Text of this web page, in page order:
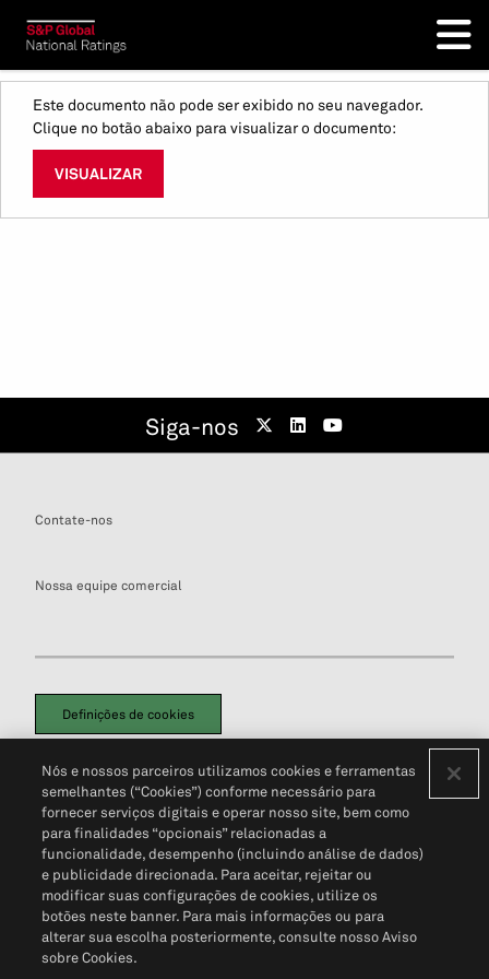
Este documento não pode ser exibido no seu navegador.
Clique no botão abaixo para visualizar o documento:
VISUALIZAR
Siga-nos
Contate-nos
Nossa equipe comercial
Definições de cookies
Política de PrivacidadePortal de privacidade do cliente (em inglês)
Não Venda Minhas Informações Pessoais© 2026 S&P Global
Nós e nossos parceiros utilizamos cookies e ferramentas
semelhantes (“Cookies”) conforme necessário para
fornecer serviços digitais e operar nosso site, bem como
para finalidades “opcionais” relacionadas a
funcionalidade, desempenho (incluindo análise de dados)
e publicidade direcionada. Para aceitar, rejeitar ou
modificar suas configurações de cookies, utilize os
botões neste banner. Para mais informações ou para
alterar sua escolha posteriormente, consulte nosso Aviso
sobre Cookies.